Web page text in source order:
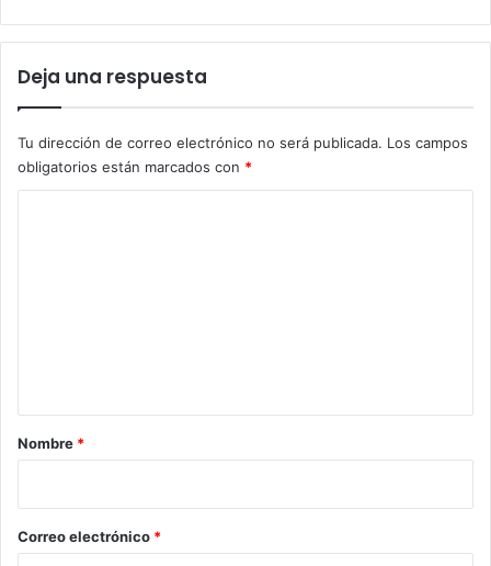
Deja una respuesta
Tu dirección de correo electrónico no será publicada. Los campos
obligatorios están marcados con *
r
*
Nombre *
Correo electrónico *